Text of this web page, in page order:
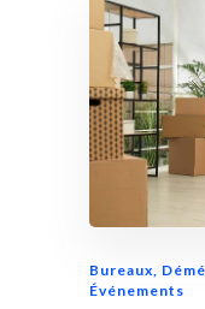
Bureaux,
Événements